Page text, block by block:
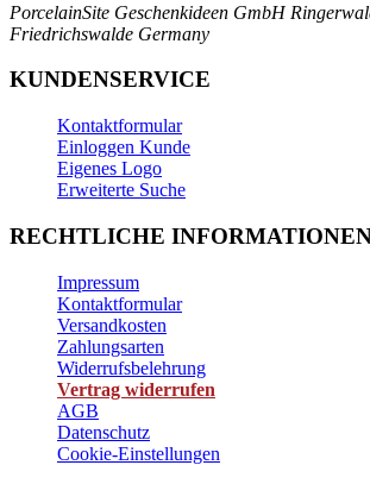
PorcelainSite Geschenkideen GmbH
Friedrichswalde Germany
KUNDENSERVICE
Kontaktformular
Einloggen Kunde
Eigenes Logo
Erweiterte Suche
RECHTLICHE
Impressum
Kontaktformular
Versandkosten
Zahlungsarten
Widerrufsbelehrung
Vertrag widerrufen
AGB
Datenschutz
Cookie-Einstellungen